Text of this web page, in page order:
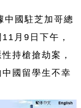
國駐芝加哥總
月9日下午，
持槍搶劫案，
國留學生不幸